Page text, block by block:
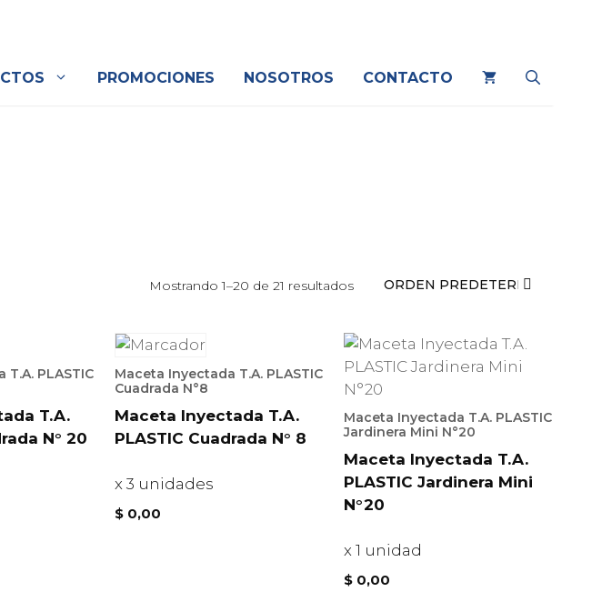
PROMOCIONES NOSOTROS CONTACTO
Mostrando 1–20 de 21 resultados
PLASTIC
T.A.
N° 20
Maceta Inyectada T.A. PLASTIC
Cuadrada N°8
Maceta Inyectada T.A.
PLASTIC Cuadrada N° 8
x 3 unidades
$ 0,00
Maceta Inyectada T.A. PLASTIC
Jardinera Mini N°20
Maceta Inyectada T.A.
PLASTIC Jardinera Mini
N°20
x 1 unidad
$ 0,00